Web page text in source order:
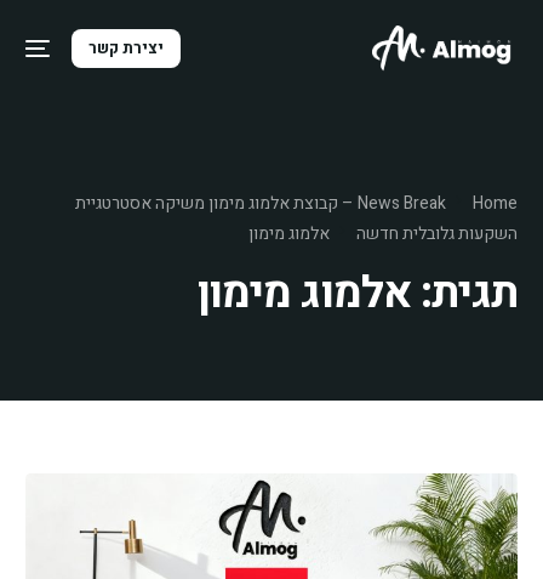
יצירת קשר
Home
News Break – קבוצת אלמוג מימון משיקה אסטרטגיית
השקעות גלובלית חדשה
אלמוג מימון
תגית:אלמוג מימון